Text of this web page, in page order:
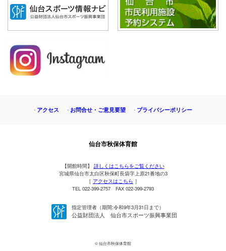
アクセス お問合せ・ご意見要望 プライバシーポリシー
仙台市秋保体育館
【開館時間】 詳しくはこちらをご覧ください
宮城県仙台市太白区秋保町長袋字上原21番地の3
［ アクセスはこちら ］
TEL 022-399-2757 FAX 022-399-2793
指定管理者（期間:令和9年3月31日まで）
公益財団法人 仙台市スポーツ振興事業団
© 仙台市秋保体育館